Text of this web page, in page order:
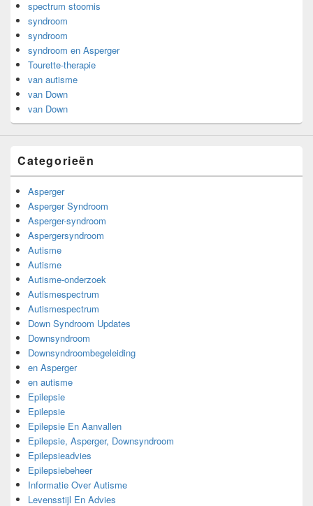
spectrum stoornis
syndroom
syndroom
syndroom en Asperger
Tourette-therapie
van autisme
van Down
van Down
Categorieën
Asperger
Asperger Syndroom
Asperger-syndroom
Aspergersyndroom
Autisme
Autisme
Autisme-onderzoek
Autismespectrum
Autismespectrum
Down Syndroom Updates
Downsyndroom
Downsyndroombegeleiding
en Asperger
en autisme
Epilepsie
Epilepsie
Epilepsie En Aanvallen
Epilepsie, Asperger, Downsyndroom
Epilepsieadvies
Epilepsiebeheer
Informatie Over Autisme
Levensstijl En Advies